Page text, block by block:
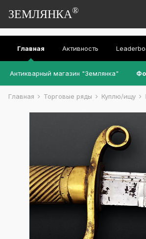
ЗЕМЛЯНКА®
Главная
Антикварный магазин "Землянка"
Активность
Главная Торговые ряды Куплю/ищу